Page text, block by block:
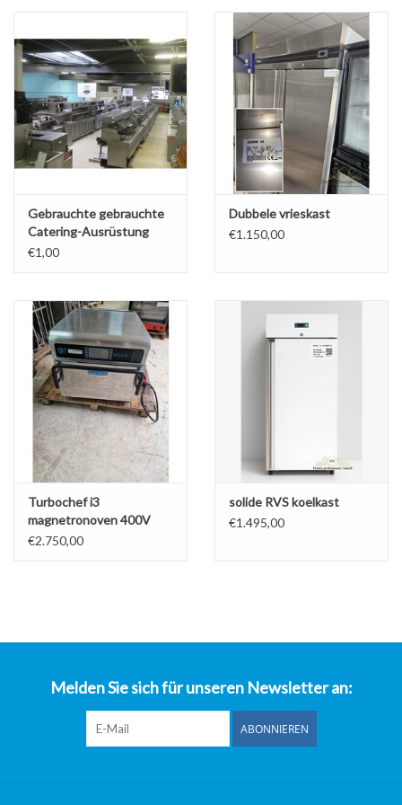
Gebrauchte gebrauchte
Catering-Ausrüstung
€1,00
Dubbele vrieskast
€1.150,00
Turbochef i3
magnetronoven 400V
€2.750,00
solide RVS koelkast
€1.495,00
Melden Sie sich für unseren Newsletter an:
ABONNIEREN